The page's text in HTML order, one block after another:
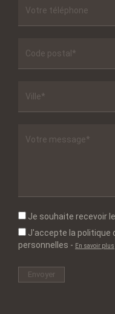
Je souhaite recevoir
J'accepte la politique
personnelles - En savoir plus